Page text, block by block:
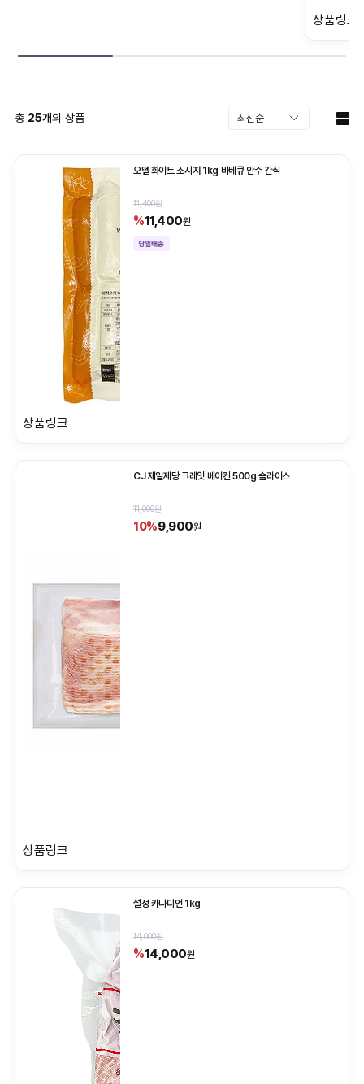
상품링크
총 25개의 상품
오뗄 화이트 소시지 1kg 바베큐 안주 간식
11,400원
%11,400원
상품링크
CJ 제일제당 크레잇 베이컨 500g 슬라이스
11,000원
10%9,900원
상품링크
설성 카나디언 1kg
14,000원
%14,000원